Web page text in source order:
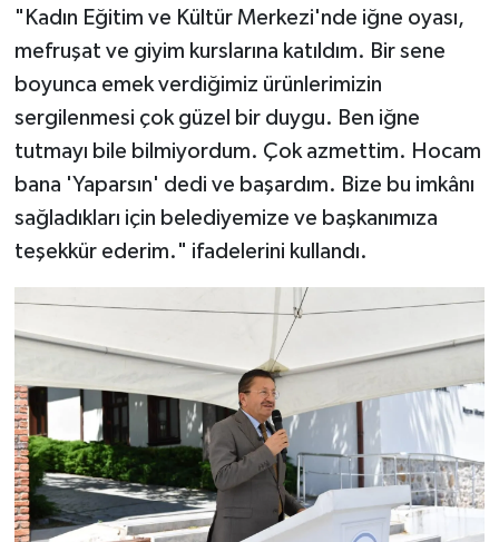
"Kadın Eğitim ve Kültür Merkezi'nde iğne oyası,
mefruşat ve giyim kurslarına katıldım. Bir sene
boyunca emek verdiğimiz ürünlerimizin
sergilenmesi çok güzel bir duygu. Ben iğne
tutmayı bile bilmiyordum. Çok azmettim. Hocam
bana 'Yaparsın' dedi ve başardım. Bize bu imkânı
sağladıkları için belediyemize ve başkanımıza
teşekkür ederim." ifadelerini kullandı.